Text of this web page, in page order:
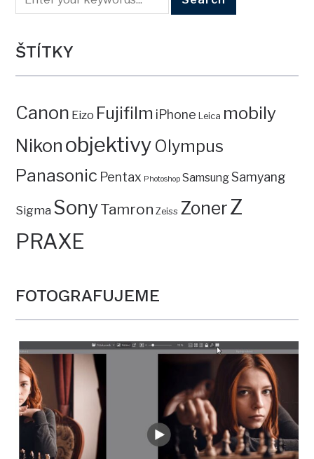
ŠTÍTKY
Canon Eizo Fujifilm iPhone Leica mobily
Nikon objektivy Olympus
Panasonic Pentax Photoshop SamsungSamyang
Sigma SonyTamron Zeiss ZonerZ
PRAXE
FOTOGRAFUJEME